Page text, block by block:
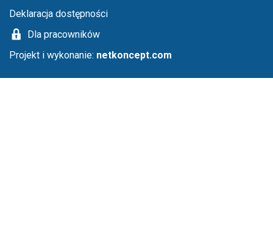
Deklaracja dostępności
Dla pracowników
Projekt i wykonanie: netkoncept.com